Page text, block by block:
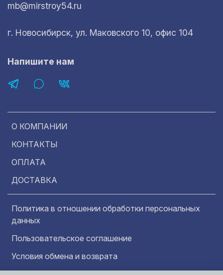
О КОМПАНИИ
КОНТАКТЫ
ОПЛАТА
ДОСТАВКА
Политика в отношении обработки персональных
данных
Пользовательское соглашение
Условия обмена и возврата
mb@mirstroy54.ru
г. Новосибирск, ул. Маковского 10, офис 104
Напишите нам